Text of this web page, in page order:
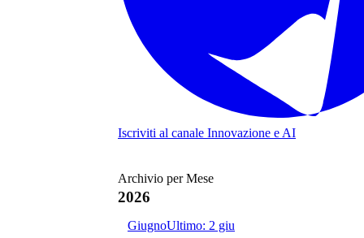
Iscriviti al canale Innovazione e AI
Archivio per Mese
2026
GiugnoUltimo: 2 giu